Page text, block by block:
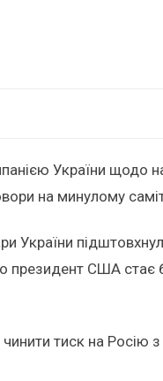
України щодо
на минулому
України
президент США
тиск на